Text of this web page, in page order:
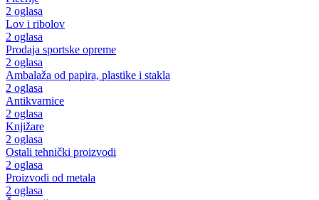
2 oglasa
Lov i ribolov
2 oglasa
Prodaja sportske opreme
2 oglasa
Ambalaža od papira, plastike i stakla
2 oglasa
Antikvarnice
2 oglasa
Knjižare
2 oglasa
Ostali tehnički proizvodi
2 oglasa
Proizvodi od metala
2 oglasa